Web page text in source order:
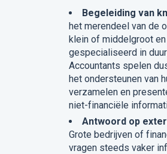
Begeleiding van
het merendeel van de
klein of middelgroot
gespecialiseerd in
Accountants spelen
het ondersteunen van
verzamelen en
niet-financiële
Antwoord op
Grote bedrijven of
vragen steeds vaker